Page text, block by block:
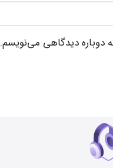
دوباره دیدگاهی می‌نویسم.